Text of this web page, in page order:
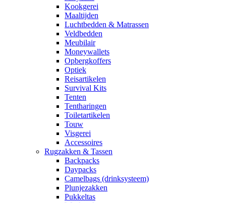
Kookgerei
Maaltijden
Luchtbedden & Matrassen
Veldbedden
Meubilair
Moneywallets
Opbergkoffers
Optiek
Reisartikelen
Survival Kits
Tenten
Tentharingen
Toiletartikelen
Touw
Visgerei
Accessoires
Rugzakken & Tassen
Backpacks
Daypacks
Camelbags (drinksysteem)
Plunjezakken
Pukkeltas